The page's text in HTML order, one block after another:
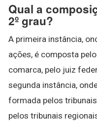
Qual a
2º grau?
A primeira instância,
ações, é composta
comarca, pelo juiz
segunda instância,
formada pelos
pelos tribunais